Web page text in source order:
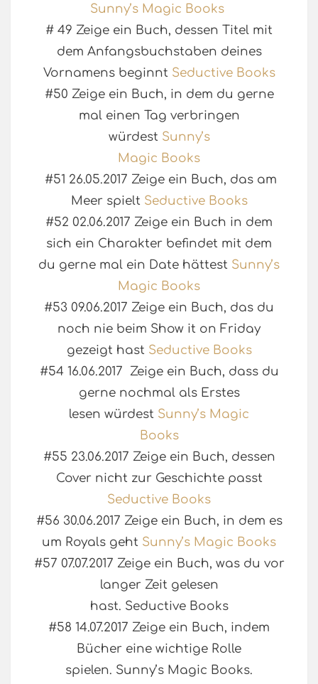
Sunny’s Magic Books
# 49 Zeige ein Buch, dessen Titel mit
dem Anfangsbuchstaben deines
Vornamens beginnt Seductive Books
#50 Zeige ein Buch, in dem du gerne
mal einen Tag verbringen
würdest Sunny’s
Magic Books
#51 26.05.2017 Zeige ein Buch, das am
Meer spielt Seductive Books
#52 02.06.2017 Zeige ein Buch in dem
sich ein Charakter befindet mit dem
du gerne mal ein Date hättest Sunny’s
Magic Books
#53 09.06.2017 Zeige ein Buch, das du
noch nie beim Show it on Friday
gezeigt hast Seductive Books
#54 16.06.2017 Zeige ein Buch, dass du
gerne nochmal als Erstes
lesen würdest Sunny’s Magic
Books
#55 23.06.2017 Zeige ein Buch, dessen
Cover nicht zur Geschichte passt
Seductive Books
#56 30.06.2017 Zeige ein Buch, in dem es
um Royals geht Sunny’s Magic Books
#57 07.07.2017 Zeige ein Buch, was du vor
langer Zeit gelesen
hast. Seductive Books
#58 14.07.2017 Zeige ein Buch, indem
Bücher eine wichtige Rolle
spielen. Sunny’s Magic Books.